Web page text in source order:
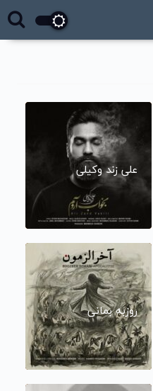
علی زند وکیلی
روزبه بمانی